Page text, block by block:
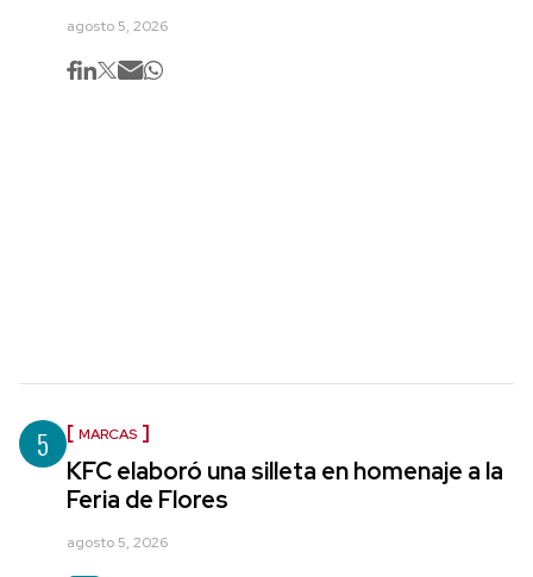
agosto 5, 2026
5 MARCAS
KFC elaboró una silleta en homenaje a la
Feria de Flores
agosto 5, 2026